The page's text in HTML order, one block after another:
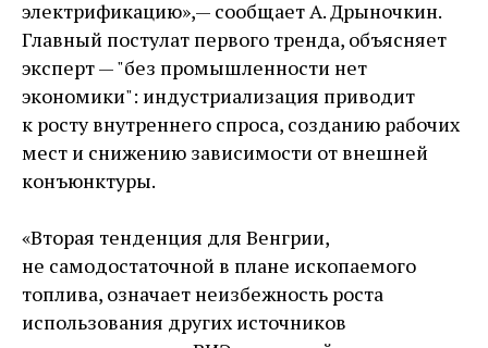
электрификацию», — ​сообщает А. Дрыночкин.
Главный постулат первого тренда, объясняет
эксперт — ​"без промышленности нет
экономики": индустриализация приводит
к росту внутреннего спроса, созданию рабочих
мест и снижению зависимости от внешней
конъюнктуры.
«Вторая тенденция для Венгрии,
не самодостаточной в плане ископаемого
топлива, означает неизбежность роста
использования других источников